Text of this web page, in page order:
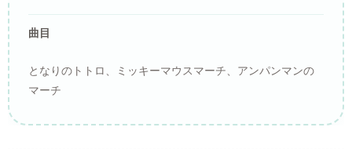
曲目
となりのトトロ、ミッキーマウスマーチ、アンパンマンの
マーチ